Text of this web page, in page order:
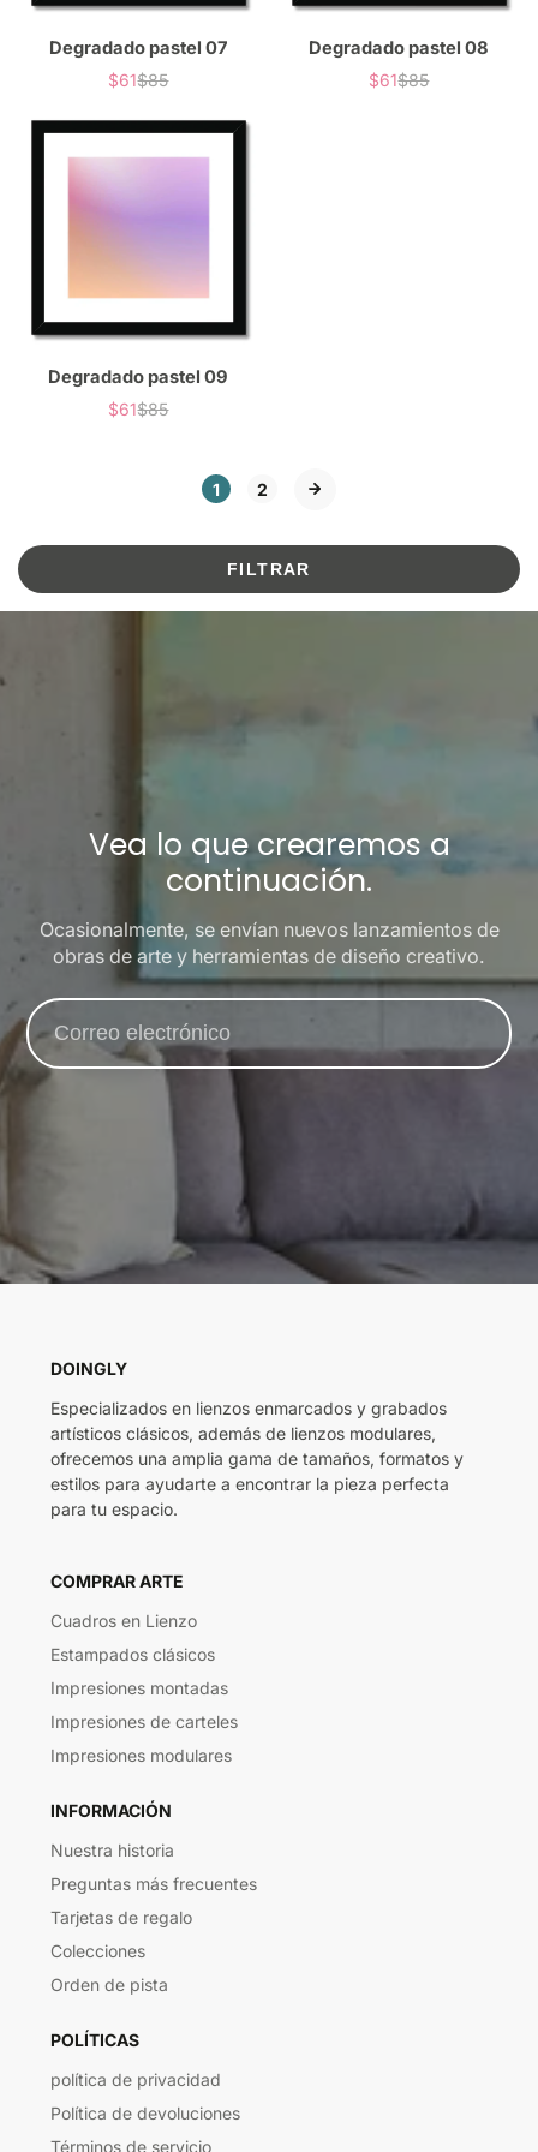
Degradado pastel 07
Precio
venta
$61Precio
$85
Degradado pastel 08
Precio
$61Precio
$85
Degradado pastel 09
Precio
$61Precio
$85
1 2
FILTRAR
Vea lo que crearemos a
continuación.
Ocasionalmente, se envían nuevos lanzamientos de
obras de arte y herramientas de diseño creativo.
DOINGLY
Especializados en lienzos enmarcados y grabados
artísticos clásicos, además de lienzos modulares,
ofrecemos una amplia gama de tamaños, formatos y
estilos para ayudarte a encontrar la pieza perfecta
para tu espacio.
COMPRAR ARTE
Cuadros en Lienzo
Estampados clásicos
Impresiones montadas
Impresiones de carteles
Impresiones modulares
INFORMACIÓN
Nuestra historia
Preguntas más frecuentes
Tarjetas de regalo
Colecciones
Orden de pista
POLÍTICAS
política de privacidad
Política de devoluciones
Términos de servicio